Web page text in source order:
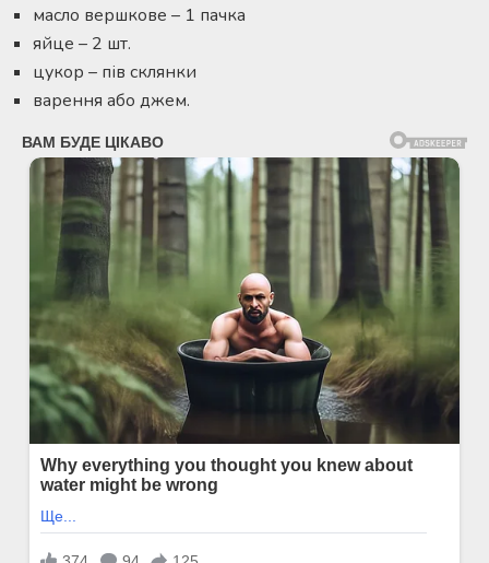
масло вершкове – 1 пачка
яйце – 2 шт.
цукор – пів склянки
варення або джем.